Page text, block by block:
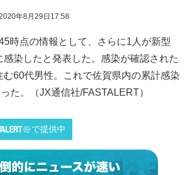
年8月29日17:58
時点の情報として、さらに1人が新型
感染したと発表した。感染が確認された
む60代男性。これで佐賀県内の累計感染
た。（JX通信社/FASTALERT）
で提供中